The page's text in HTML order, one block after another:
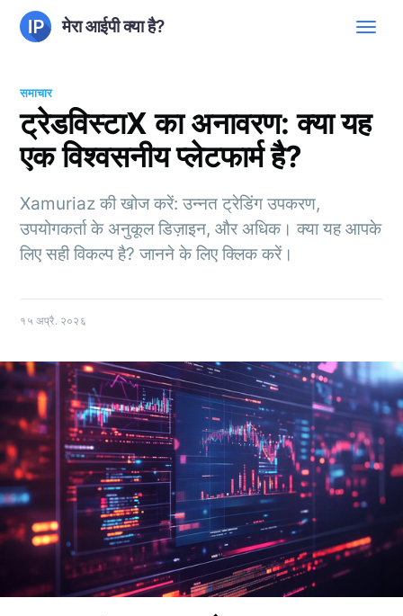
मेरा आईपी क्या है?
समाचार
ट्रेडविस्टाX का अनावरण: क्या यह
एक विश्वसनीय प्लेटफार्म है?
Xamuriaz की खोज करें: उन्नत ट्रेडिंग उपकरण,
उपयोगकर्ता के अनुकूल डिज़ाइन, और अधिक। क्या यह आपके
लिए सही विकल्प है? जानने के लिए क्लिक करें।
१५ अप्रै. २०२६